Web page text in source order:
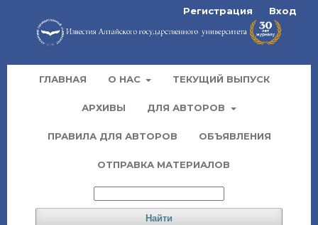
ГЛАВНАЯ О НАС ТЕКУЩИЙ ВЫПУСК
АРХИВЫ ДЛЯ АВТОРОВ
ПРАВИЛА ДЛЯ АВТОРОВ ОБЪЯВЛЕНИЯ
ОТПРАВКА МАТЕРИАЛОВ
Найти
Регистрация Вход